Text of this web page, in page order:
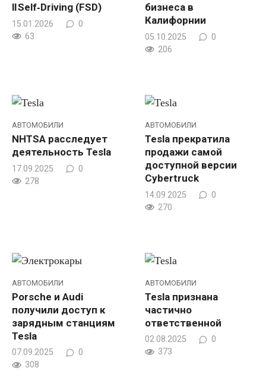
ll Self‑Driving (FSD)
15.01.2026
0
63
бизнеса в
Калифорнии
05.10.2025
0
206
АВТОМОБИЛИ
NHTSA расследует
деятельность Tesla
17.09.2025
0
278
АВТОМОБИЛИ
Tesla прекратила
продажи самой
доступной версии
Cybertruck
14.09.2025
0
270
АВТОМОБИЛИ
Porsche и Audi
получили доступ к
зарядным станциям
Tesla
07.09.2025
0
308
АВТОМОБИЛИ
Tesla признана
частично
ответственной
02.08.2025
0
373